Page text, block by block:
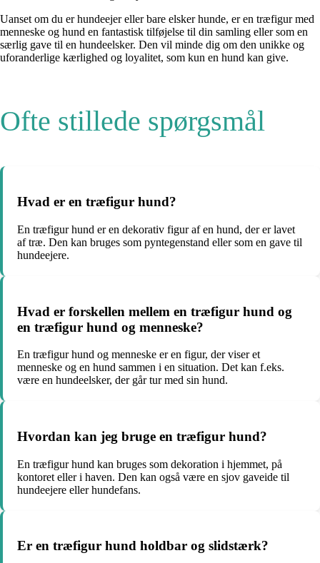
Uanset om du er hundeejer eller bare elsker hunde, er en træfigur med
menneske og hund en fantastisk tilføjelse til din samling eller som en
særlig gave til en hundeelsker. Den vil minde dig om den unikke og
uforanderlige kærlighed og loyalitet, som kun en hund kan give.
Ofte stillede spørgsmål
Hvad er en træfigur hund?
En træfigur hund er en dekorativ figur af en hund, der er lavet
af træ. Den kan bruges som pyntegenstand eller som en gave til
hundeejere.
Hvad er forskellen mellem en træfigur hund og
en træfigur hund og menneske?
En træfigur hund og menneske er en figur, der viser et
menneske og en hund sammen i en situation. Det kan f.eks.
være en hundeelsker, der går tur med sin hund.
Hvordan kan jeg bruge en træfigur hund?
En træfigur hund kan bruges som dekoration i hjemmet, på
kontoret eller i haven. Den kan også være en sjov gaveide til
hundeejere eller hundefans.
Er en træfigur hund holdbar og slidstærk?